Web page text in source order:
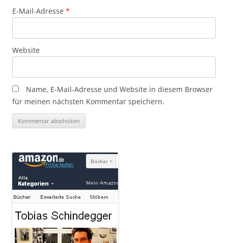
E-Mail-Adresse *
Website
Name, E-Mail-Adresse und Website in diesem Browser
für meinen nächsten Kommentar speichern.